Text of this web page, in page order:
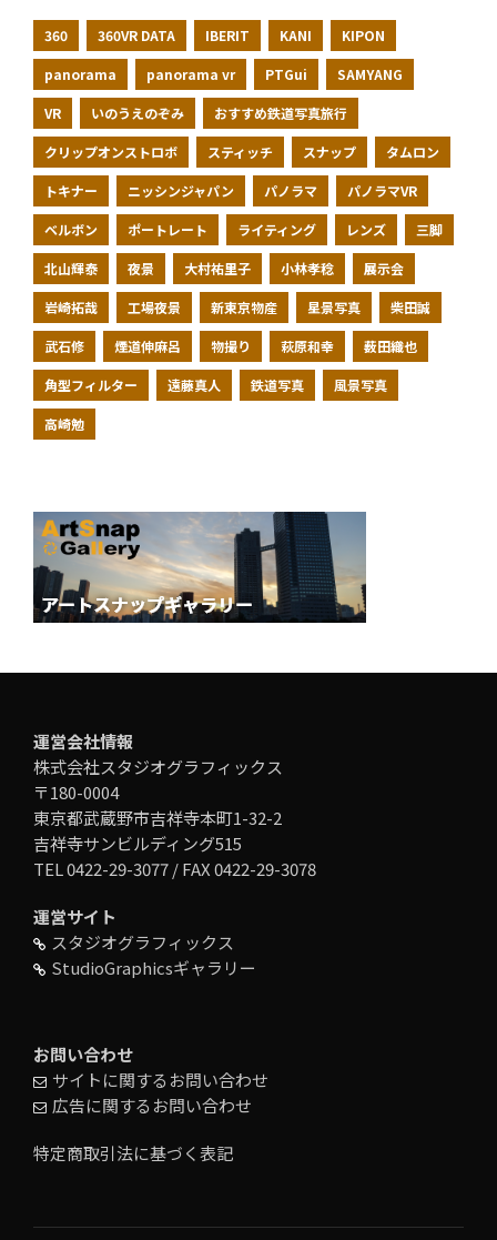
360 360VR DATA IBERIT KANI KIPON
panorama panorama vr PTGui SAMYANG
VR いのうえのぞみ おすすめ鉄道写真旅行
クリップオンストロボ スティッチ スナップ タムロン
トキナー ニッシンジャパン パノラマ パノラマVR
ベルボン ポートレート ライティング レンズ 三脚
北山輝泰 夜景 大村祐里子 小林孝稔 展示会
岩崎拓哉 工場夜景 新東京物産 星景写真 柴田誠
武石修 煙道伸麻呂 物撮り 萩原和幸 薮田織也
角型フィルター 遠藤真人 鉄道写真 風景写真
高崎勉
運営会社情報
株式会社スタジオグラフィックス
〒180-0004
東京都武蔵野市吉祥寺本町1-32-2
吉祥寺サンビルディング515
TEL 0422-29-3077 / FAX 0422-29-3078
運営サイト
スタジオグラフィックス
StudioGraphicsギャラリー
お問い合わせ
サイトに関するお問い合わせ
広告に関するお問い合わせ
特定商取引法に基づく表記